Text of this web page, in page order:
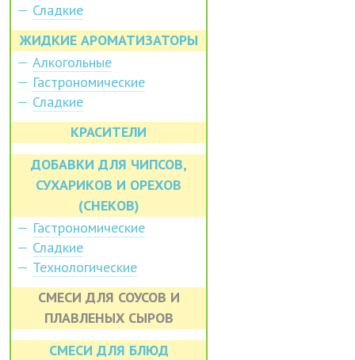
Сладкие
ЖИДКИЕ АРОМАТИЗАТОРЫ
Алкогольные
Гастрономические
Сладкие
КРАСИТЕЛИ
ДОБАВКИ ДЛЯ ЧИПСОВ,
СУХАРИКОВ И ОРЕХОВ
(СНЕКОВ)
Гастрономические
Сладкие
Технологические
СМЕСИ ДЛЯ СОУСОВ И
ПЛАВЛЕНЫХ СЫРОВ
СМЕСИ ДЛЯ БЛЮД